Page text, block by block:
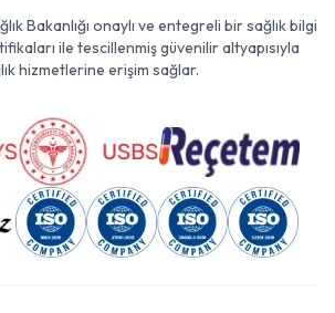
Bakanlığı onaylı ve entegreli bir sağlık bilgi
ile tescillenmiş güvenilir altyapısıyla
hizmetlerine erişim sağlar.